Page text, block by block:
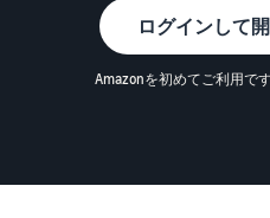
質問に答えておす
ログインして
Amazonを初めてご利用で